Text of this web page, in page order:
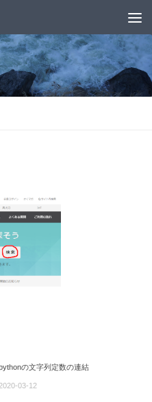
の文字列定数の連結
2020-03-12